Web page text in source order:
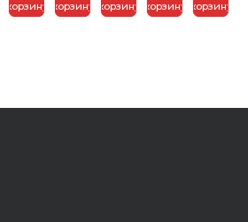
Хвоя
Москва
корзину
Хвоя
Москва
корзину
корзину
Москва
корзину
корзину